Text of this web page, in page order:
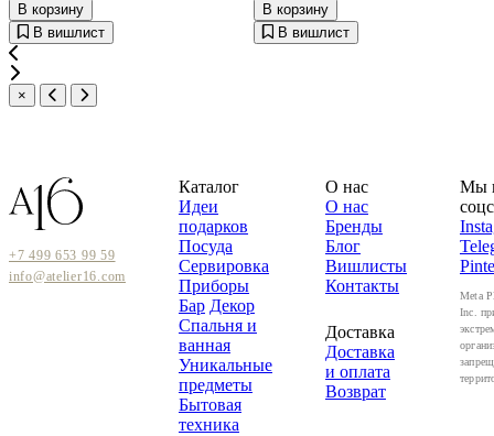
В корзину
В вишлист
В корзину
В вишлист
×
+7 499 653 99 59
info@atelier16.com
Каталог
Идеи
подарков
Посуда
Сервировка
Приборы
Бар Декор
Спальня и
ванная
Уникальные
предметы
Бытовая
техника
О нас
О нас
Бренды
Блог
Вишлисты
Контакты
Доставка
Доставка
и оплата
Возврат
Мы
Meta
Inc.